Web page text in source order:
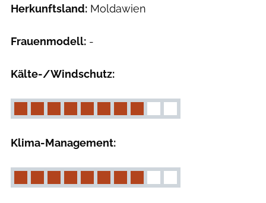
Herkunftsland: Moldawien
Frauenmodell: -
Kälte-/Windschutz:
Klima-Management: